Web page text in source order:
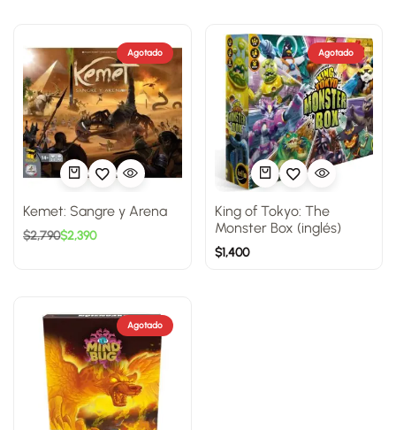
Agotado
Kemet: Sangre y Arena
$2,790$2,390
Agotado
King of Tokyo: The
Monster Box (inglés)
$1,400
Agotado